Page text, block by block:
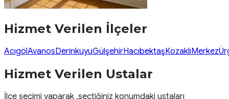
Hizmet Verilen İlçeler
AcıgölAvanosDerinkuyuGülşehirHacıbektaşKozaklıMerkez
Hizmet Verilen Ustalar
İlçe seçimi yaparak ,seçtiğiniz konumdaki ustaları